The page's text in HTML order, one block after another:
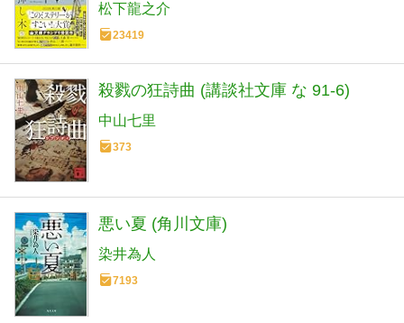
松下龍之介
23419
殺戮の狂詩曲 (講談社文庫 な 91-6)
中山七里
373
悪い夏 (角川文庫)
染井為人
7193